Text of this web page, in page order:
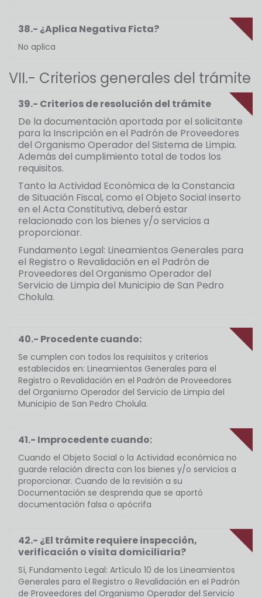
38.- ¿Aplica Negativa Ficta?
No aplica
VII.- Criterios generales del trámite
39.- Criterios de resolución del trámite
De la documentación aportada por el solicitante
para la Inscripción en el Padrón de Proveedores
del Organismo Operador del Sistema de Limpia.
Además del cumplimiento total de todos los
requisitos.
Tanto la Actividad Económica de la Constancia
de Situación Fiscal, como el Objeto Social inserto
en el Acta Constitutiva, deberá estar
relacionado con los bienes y/o servicios a
proporcionar.
Fundamento Legal: Lineamientos Generales para
el Registro o Revalidación en el Padrón de
Proveedores del Organismo Operador del
Servicio de Limpia del Municipio de San Pedro
Cholula.
40.- Procedente cuando:
Se cumplen con todos los requisitos y criterios
establecidos en: Lineamientos Generales para el
Registro o Revalidación en el Padrón de Proveedores
del Organismo Operador del Servicio de Limpia del
Municipio de San Pedro Cholula.
41.- Improcedente cuando:
Cuando el Objeto Social o la Actividad económica no
guarde relación directa con los bienes y/o servicios a
proporcionar. Cuando de la revisión a su
Documentación se desprenda que se aportó
documentación falsa o apócrifa
42.- ¿El trámite requiere inspección,
verificación o visita domiciliaria?
Sí, Fundamento Legal: Artículo 10 de los Lineamientos
Generales para el Registro o Revalidación en el Padrón
de Proveedores del Organismo Operador del Servicio